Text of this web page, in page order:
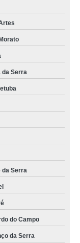
da Serra
da Serra
do Campo
da Serra